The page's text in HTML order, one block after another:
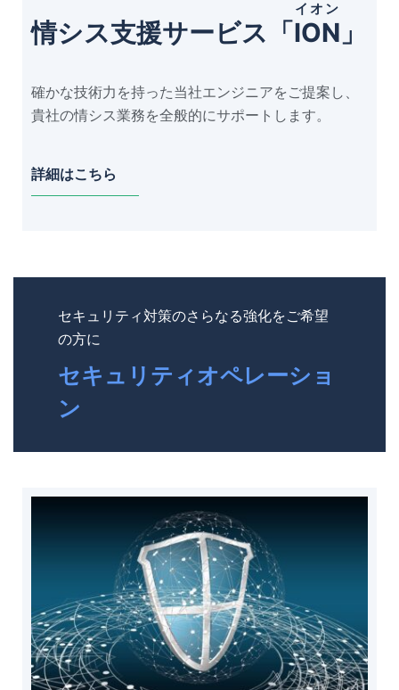
情シス支援サービス「ION
イオン
」
確かな技術力を持った当社エンジニアをご提案し、
貴社の情シス業務を全般的にサポートします。
詳細はこちら
セキュリティ対策のさらなる強化をご希望
の方に
セキュリティオペレーショ
ン